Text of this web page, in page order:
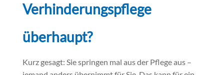
Verhinderungspflege
überhaupt?
Kurz gesagt: Sie springen mal aus der Pflege aus –